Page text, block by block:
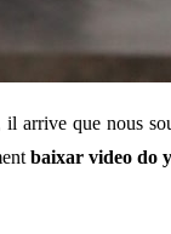
arrive que nous
baixar video do